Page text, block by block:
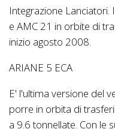
Integrazione
e AMC 21 in orbite di
inizio agosto 2008.
ARIANE 5 ECA
E' l'ultima versione del
porre in orbita di
a 9.6 tonnellate. Con le